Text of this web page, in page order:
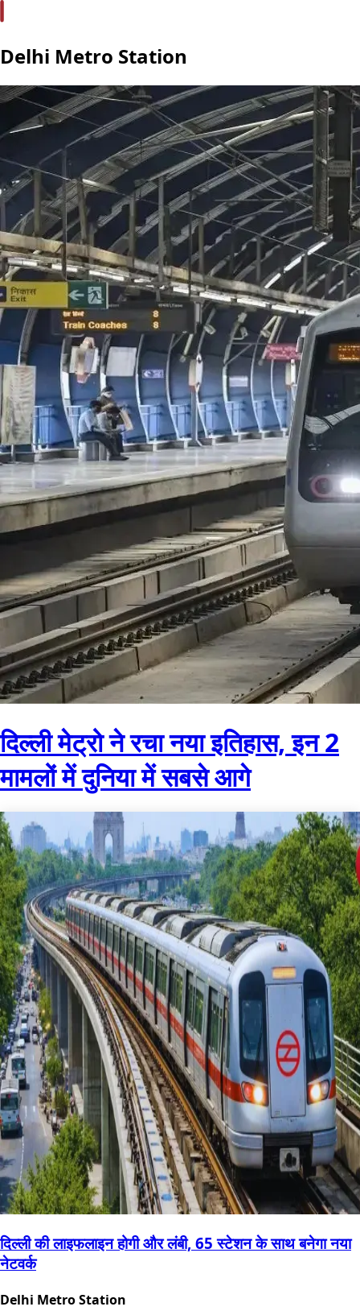
Delhi Metro Station
दिल्ली मेट्रो ने रचा नया इतिहास, इन 2
मामलों में दुनिया में सबसे आगे
दिल्ली की लाइफलाइन होगी और लंबी, 65 स्टेशन के साथ बनेगा नया
नेटवर्क
Delhi Metro Station